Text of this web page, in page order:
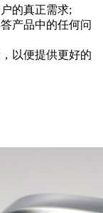
的真正需求;
产品中的任何问
以便提供更好的